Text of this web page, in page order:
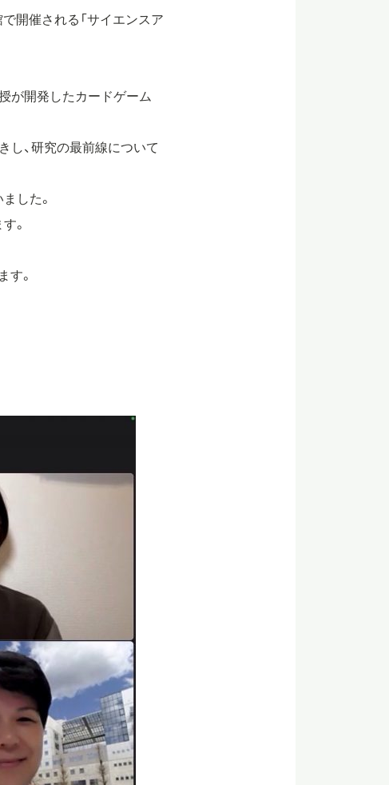
開催される「サイエンスア
が開発したカードゲーム
し、研究の最前線について
した。
。
。